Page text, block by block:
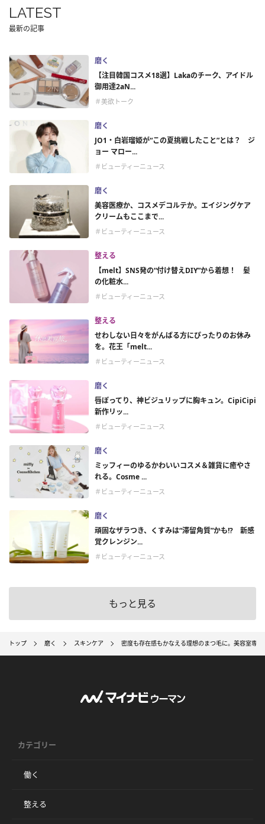
LATEST
最新の記事
磨く
【注目韓国コスメ18選】Lakaのチーク、アイドル
御用達2aN...
＃美欲トーク
磨く
JO1・白岩瑠姫が“この夏挑戦したこと”とは？ ジ
ョー マロー...
＃ビューティーニュース
磨く
美容医療か、コスメデコルテか。エイジングケア
クリームもここまで...
＃ビューティーニュース
整える
【melt】SNS発の“付け替えDIY”から着想！ 髪
の化粧水...
＃ビューティーニュース
整える
せわしない日々をがんばる方にぴったりのお休み
を。花王「melt...
＃ビューティーニュース
磨く
唇ぽってり、神ビジュリップに胸キュン。CipiCipi
新作リッ...
＃ビューティーニュース
磨く
ミッフィーのゆるかわいいコスメ＆雑貨に癒やさ
れる。Cosme ...
＃ビューティーニュース
磨く
頑固なザラつき、くすみは“滞留角質”かも!? 新感
覚クレンジン...
＃ビューティーニュース
もっと見る
トップ 磨く スキンケア 密度も存在感もかなえる理想のまつ毛に。美容室専
カテゴリー
働く
整える